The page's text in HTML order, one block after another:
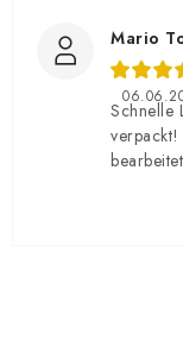
Mario
Schnelle